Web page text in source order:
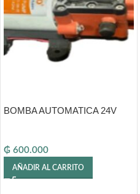
BOMBA AUTOMATICA 24V
₲ 600.000
AÑADIR AL CARRITO